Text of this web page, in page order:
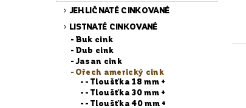
JEHLIČNATÉ CINKOVANÉ
LISTNATÉ CINKOVANÉ
Buk cink
Dub cink
Jasan cink
Ořech americký cink
- Tloušťka 18 mm +
- Tloušťka 30 mm +
- Tloušťka 40 mm +